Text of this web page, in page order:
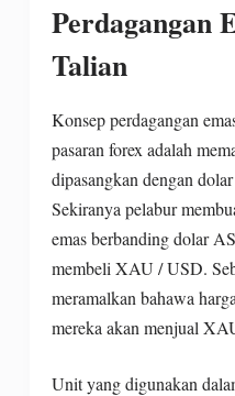
Perdagangan
Talian
Konsep perdagangan
pasaran forex adalah
dipasangkan dengan
Sekiranya pelabur
emas berbanding dolar
membeli XAU / USD.
meramalkan bahawa
mereka akan menjual
Unit yang digunakan